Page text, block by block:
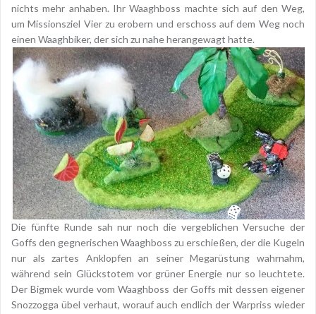
nichts mehr anhaben. Ihr Waaghboss machte sich auf den Weg,
um Missionsziel Vier zu erobern und erschoss auf dem Weg noch
einen Waaghbiker, der sich zu nahe herangewagt hatte.
Die fünfte Runde sah nur noch die vergeblichen Versuche der
Goffs den gegnerischen Waaghboss zu erschießen, der die Kugeln
nur als zartes Anklopfen an seiner Megarüstung wahrnahm,
während sein Glückstotem vor grüner Energie nur so leuchtete.
Der Bigmek wurde vom Waaghboss der Goffs mit dessen eigener
Snozzogga übel verhaut, worauf auch endlich der Warpriss wieder